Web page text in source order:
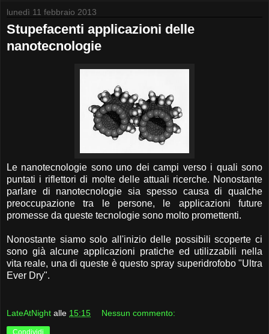
lunedì 11 febbraio 2013
Stupefacenti applicazioni delle
nanotecnologie
Le nanotecnologie sono uno dei campi verso i quali sono
puntati i riflettori di molte delle attuali ricerche. Nonostante
parlare di nanotecnologie sia spesso causa di qualche
preoccupazione tra le persone, le applicazioni future
promesse da queste tecnologie sono molto promettenti.
Nonostante siamo solo all'inizio delle possibili scoperte ci
sono già alcune applicazioni pratiche ed utilizzabili nella
vita reale, una di queste è questo spray superidrofobo "Ultra
Ever Dry".
LateAtNight alle 15:15 Nessun commento: